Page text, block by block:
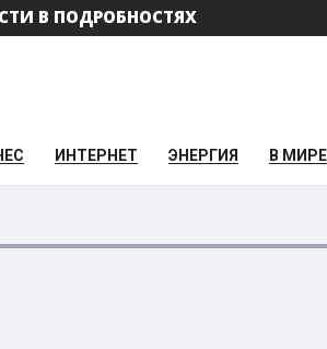
В ПОДРОБНОСТЯХ
ИНТЕРНЕТ ЭНЕРГИЯ В МИРЕ